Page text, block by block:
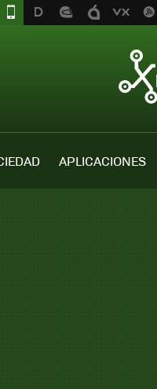
APLICACIONES